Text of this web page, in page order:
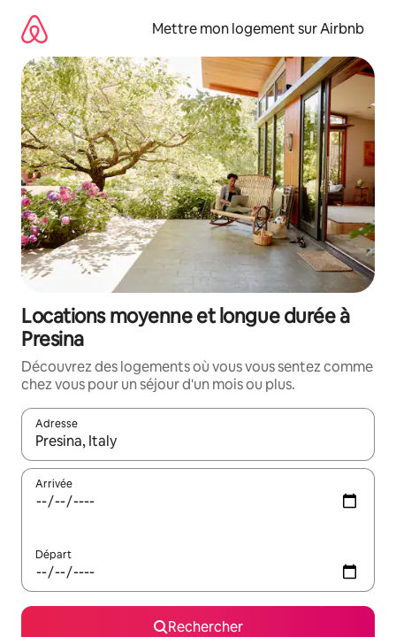
directement
contenu
Mettre mon logement sur Airbnb
Locations moyenne et longue durée à
Presina
Découvrez des logements où vous vous sentez comme
chez vous pour un séjour d'un mois ou plus.
Adresse
Lorsque les résultats s'affichent, utilisez les flèches vers le
Arrivée
Départ
Rechercher